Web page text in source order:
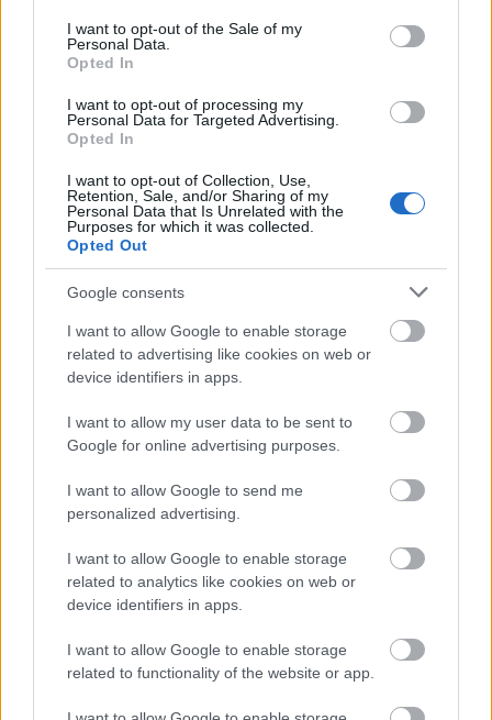
consent section.
I want to opt-out of the Sale of my
Personal Data.
Opted In
I want to opt-out of processing my
Personal Data for Targeted Advertising.
Opted In
I want to opt-out of Collection, Use,
Retention, Sale, and/or Sharing of my
Personal Data that Is Unrelated with the
Purposes for which it was collected.
Opted Out
Google consents
I want to allow Google to enable storage
related to advertising like cookies on web or
device identifiers in apps.
I want to allow my user data to be sent to
Google for online advertising purposes.
I want to allow Google to send me
personalized advertising.
I want to allow Google to enable storage
related to analytics like cookies on web or
device identifiers in apps.
I want to allow Google to enable storage
related to functionality of the website or app.
IGAWA Junichi JPN
00:27:10,7
HARKONEN
FIRSOV Artur RUS
00:27:12,9
MIKKELSEN EspenNOR
ROMANOV Viktor RUS
LINDELL Jonas FIN
00:27:19,6
VAHTRA Eno EST
OGLAGO
Sebahattin
00:27:20,8
NARUSE Kaichi JPN
00:27:20,9
XU Wenlong
HACHIRO Kosuke JPN
00:27:22,5
MCKEEVER Brian CAN
00:27:23,9
SUN Qinghai CHN
00:27:24,4
SINIJAERVI
Markus
TKACHENKO
Nikita
KAZ
00:27:27,3
BERGSTROEM
SWE
00:27:28,0
LUTKOV Mikhail RUS
00:27:28,1